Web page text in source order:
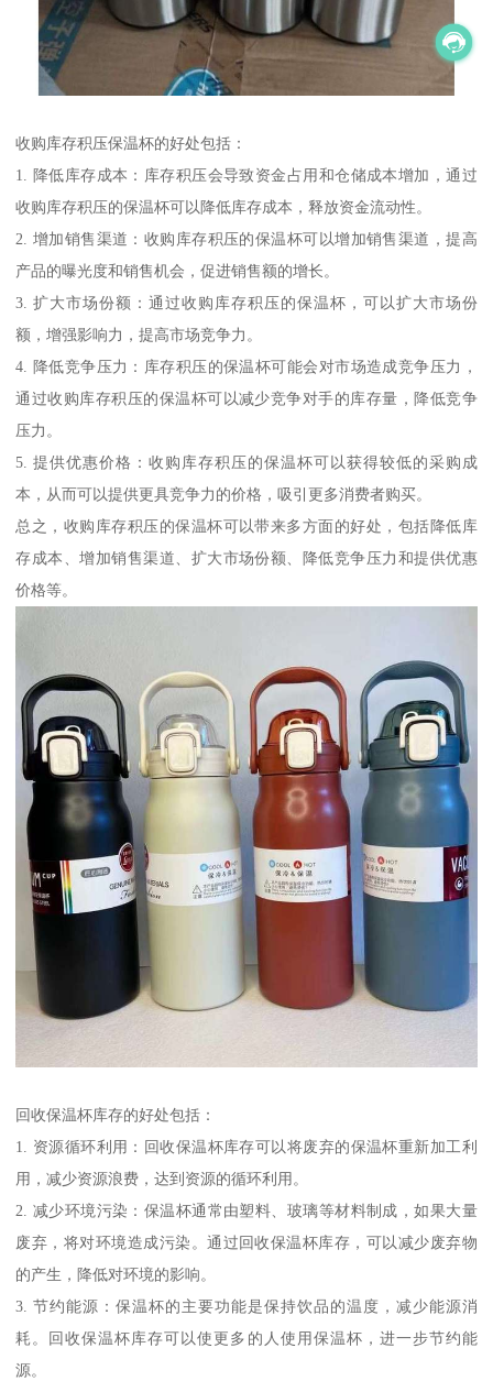
收购库存积压保温杯的好处包括：
1. 降低库存成本：库存积压会导致资金占用和仓储成本增加，通过
收购库存积压的保温杯可以降低库存成本，释放资金流动性。
2. 增加销售渠道：收购库存积压的保温杯可以增加销售渠道，提高
产品的曝光度和销售机会，促进销售额的增长。
3. 扩大市场份额：通过收购库存积压的保温杯，可以扩大市场份
额，增强影响力，提高市场竞争力。
4. 降低竞争压力：库存积压的保温杯可能会对市场造成竞争压力，
通过收购库存积压的保温杯可以减少竞争对手的库存量，降低竞争
压力。
5. 提供优惠价格：收购库存积压的保温杯可以获得较低的采购成
本，从而可以提供更具竞争力的价格，吸引更多消费者购买。
总之，收购库存积压的保温杯可以带来多方面的好处，包括降低库
存成本、增加销售渠道、扩大市场份额、降低竞争压力和提供优惠
价格等。
回收保温杯库存的好处包括：
1. 资源循环利用：回收保温杯库存可以将废弃的保温杯重新加工利
用，减少资源浪费，达到资源的循环利用。
2. 减少环境污染：保温杯通常由塑料、玻璃等材料制成，如果大量
废弃，将对环境造成污染。通过回收保温杯库存，可以减少废弃物
的产生，降低对环境的影响。
3. 节约能源：保温杯的主要功能是保持饮品的温度，减少能源消
耗。回收保温杯库存可以使更多的人使用保温杯，进一步节约能
源。